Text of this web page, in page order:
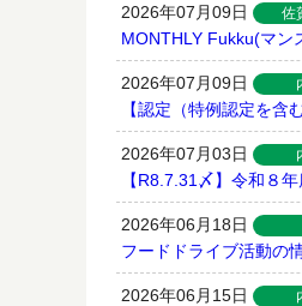
2026年07月09日 佐
MONTHLY Fukku(マン
2026年07月09日
【認定（特例認定を含
2026年07月03日
【R8.7.31〆】令和８
2026年06月18日
フードドライブ活動の
2026年06月15日